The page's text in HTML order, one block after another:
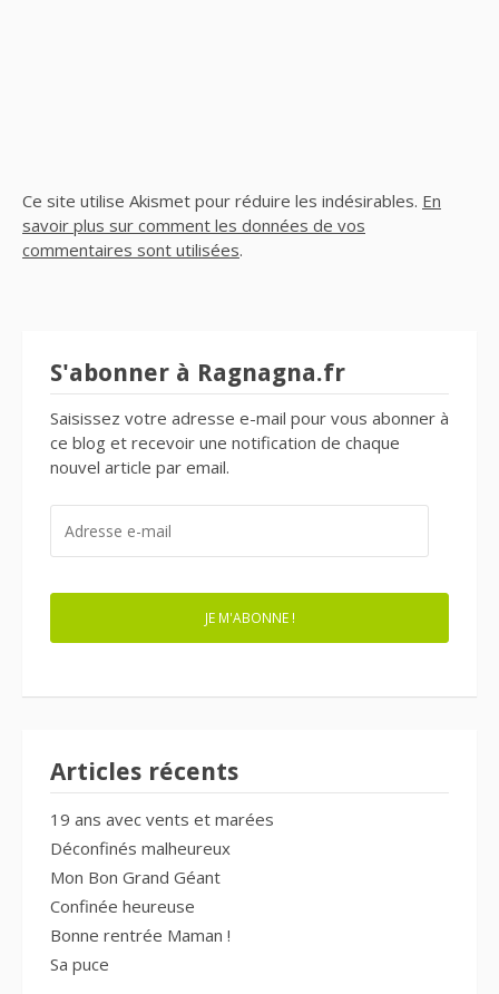
Ce site utilise Akismet pour réduire les indésirables. En
savoir plus sur comment les données de vos
commentaires sont utilisées.
S'abonner à Ragnagna.fr
Saisissez votre adresse e-mail pour vous abonner à
ce blog et recevoir une notification de chaque
nouvel article par email.
MAIL
JE M'ABONNE !
Articles récents
19 ans avec vents et marées
Déconfinés malheureux
Mon Bon Grand Géant
Confinée heureuse
Bonne rentrée Maman !
Sa puce